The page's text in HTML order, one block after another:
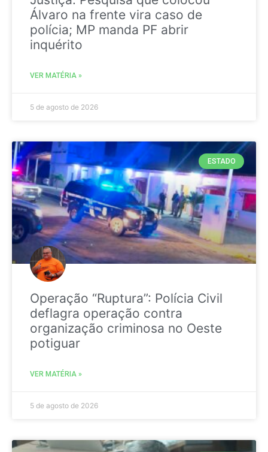
Álvaro na frente vira caso de
polícia; MP manda PF abrir
inquérito
VER MATÉRIA »
5 de agosto de 2026
ESTADO
Operação “Ruptura”: Polícia Civil
deflagra operação contra
organização criminosa no Oeste
potiguar
VER MATÉRIA »
5 de agosto de 2026